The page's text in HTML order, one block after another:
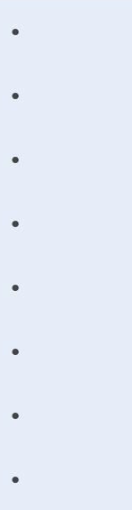
●
●
●
●
●
●
●
●